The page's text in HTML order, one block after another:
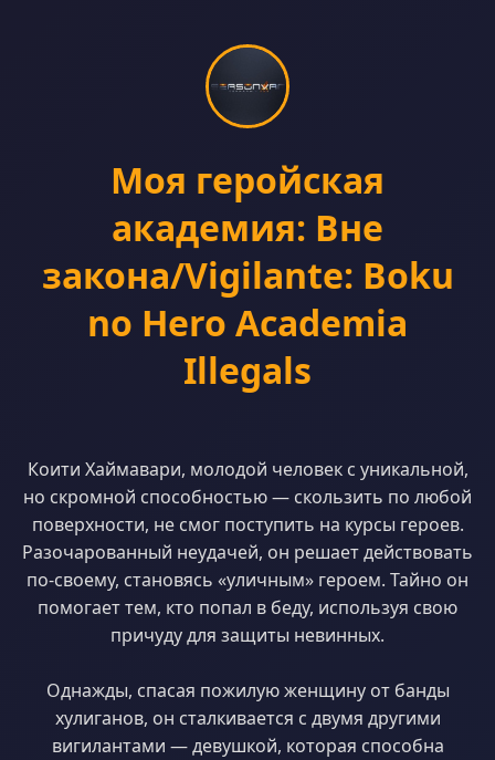
Моя геройская
академия: Вне
закона/Vigilante: Boku
no Hero Academia
Illegals
Коити Хаймавари, молодой человек с уникальной,
но скромной способностью — скользить по любой
поверхности, не смог поступить на курсы героев.
Разочарованный неудачей, он решает действовать
по-своему, становясь «уличным» героем. Тайно он
помогает тем, кто попал в беду, используя свою
причуду для защиты невинных.
Однажды, спасая пожилую женщину от банды
хулиганов, он сталкивается с двумя другими
вигилантами — девушкой, которая способна